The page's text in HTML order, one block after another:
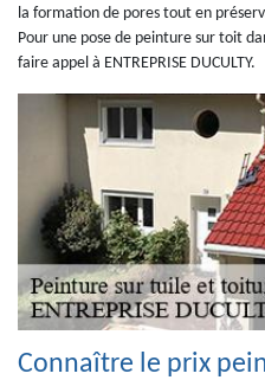
la formation de pores tout en
Pour une pose de peinture sur toit
faire appel à ENTREPRISE DUCULTY.
Connaître le prix